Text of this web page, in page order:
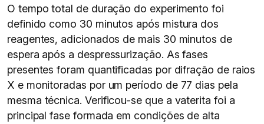
O tempo total de duração do experimento foi
definido como 30 minutos após mistura dos
reagentes, adicionados de mais 30 minutos de
espera após a despressurização. As fases
presentes foram quantificadas por difração de raios
X e monitoradas por um período de 77 dias pela
mesma técnica. Verificou-se que a vaterita foi a
principal fase formada em condições de alta